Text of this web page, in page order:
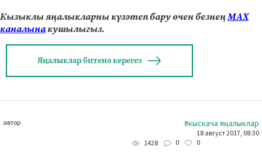
Кызыклы яңалыкларны күзәтеп бару өчен безнеңМАХ
каналынакушылыгыз.
Яңалыклар битенә керегез
автор #кыскача яңалыклар
18 август 2017, 08:30
1428
0 0